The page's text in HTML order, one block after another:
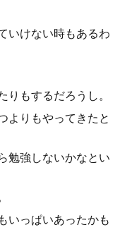
いけない時もあるわ
もするだろうし。
よりもやってきたと
勉強しないかなとい
いっぱいあったかも